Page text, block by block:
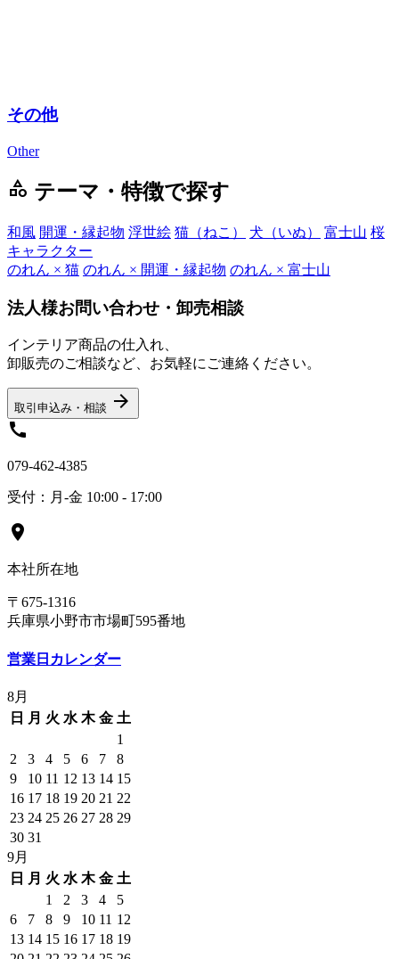
その他
Other
category テーマ・特徴で探す
和風 開運・縁起物 浮世絵 猫（ねこ） 犬（いぬ） 富士山 桜
キャラクター
のれん × 猫 のれん × 開運・縁起物 のれん × 富士山
法人様お問い合わせ・卸売相談
インテリア商品の仕入れ、
卸販売のご相談など、お気軽にご連絡ください。
取引申込み・相談 arrow_forward
call
079-462-4385
受付：月-金 10:00 - 17:00
location_on
本社所在地
〒675-1316
兵庫県小野市市場町595番地
営業日カレンダー
8月
日
月 火 水 木 金 土
1
2
3 4 5 6 7
8
9
10 11 12 13 14 15
16 17 18 19 20 21 22
23 24 25 26 27 28 29
30 31
9月
日
月 火 水 木 金 土
1
2 3 4
5
6
7 8 9 10 11 12
13 14 15 16 17 18 19